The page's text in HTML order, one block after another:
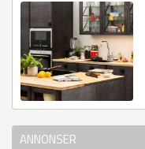
ANNONSER